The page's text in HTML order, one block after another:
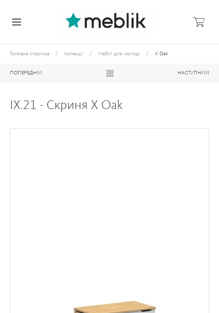
Головна сторінка / Колекції / Меблі для молоді / X Oak
ПОПЕРЕДНІЙ НАСТУПНИЙ
IX.21 - Скриня X Oak